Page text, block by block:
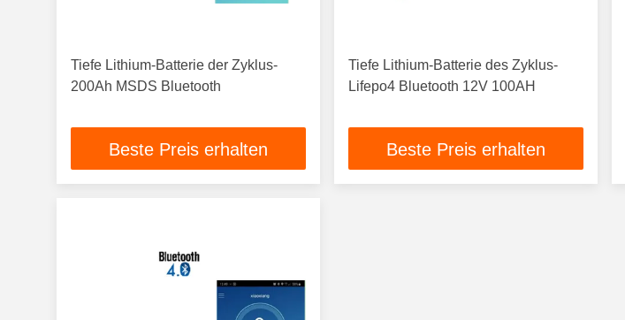
Tiefe Lithium-Batterie der Zyklus-
200Ah MSDS Bluetooth
Beste Preis erhalten
Tiefe Lithium-Batterie des Zyklus-
Lifepo4 Bluetooth 12V 100AH
Beste Preis erhalten